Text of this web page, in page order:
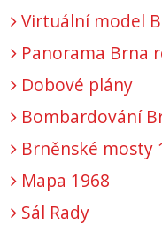
Virtuální model
Panorama Brna
Dobové plány
Bombardování
Brněnské mosty
Mapa 1968
Sál Rady